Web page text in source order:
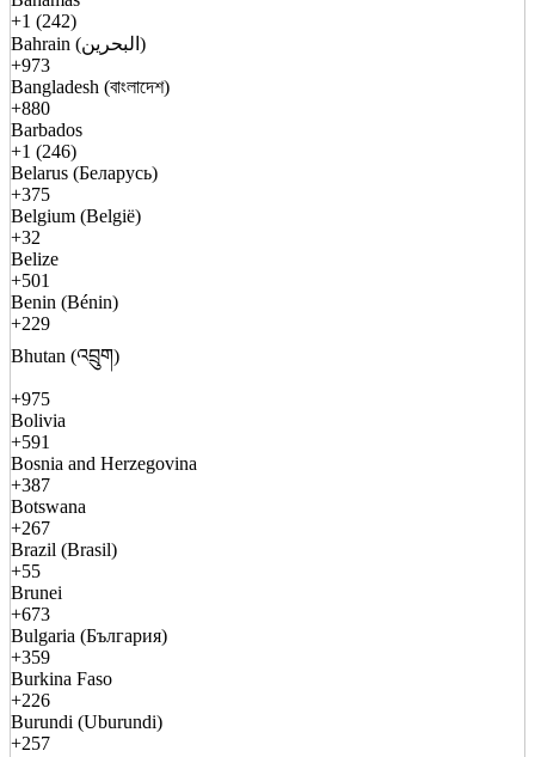
+1 (242)
Bahrain (البحرين)
+973
Bangladesh (বাংলাদেশ)
+880
Barbados
+1 (246)
Belarus (Беларусь)
+375
Belgium (België)
+32
Belize
+501
Benin (Bénin)
+229
Bhutan (འབྲུག)
+975
Bolivia
+591
Bosnia and Herzegovina
+387
Botswana
+267
Brazil (Brasil)
+55
Brunei
+673
Bulgaria (България)
+359
Burkina Faso
+226
Burundi (Uburundi)
+257